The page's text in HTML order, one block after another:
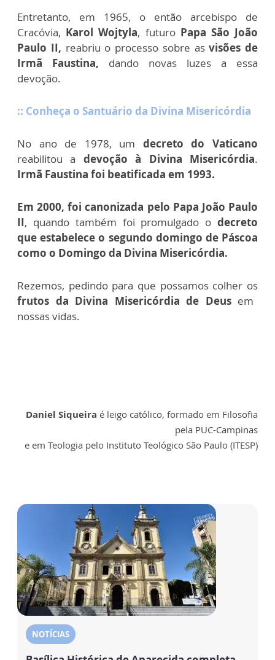
Entretanto, em 1965, o então arcebispo de
Cracóvia, Karol Wojtyla, futuroPapa São João
Paulo II, reabriu o processo sobre asvisões de
Irmã Faustina, dando novas luzes a essa
devoção.
:: Conheça o Santuário da Divina Misericórdia
No ano de 1978, um decreto do Vaticano
reabilitou a devoção à Divina Misericórdia.
Irmã Faustina foi beatificada em 1993.
Em 2000, foi canonizada pelo Papa João Paulo
II, quando também foi promulgado o decreto
que estabelece o segundo domingo de Páscoa
como o Domingo da Divina Misericórdia.
Rezemos, pedindo para que possamos colher os
frutos da Divina Misericórdia de Deus em
nossas vidas.
Daniel Siqueira é leigo católico, formado em Filosofia
pela PUC-Campinas
e em Teologia pelo Instituto Teológico São Paulo (ITESP)
NOTÍCIAS